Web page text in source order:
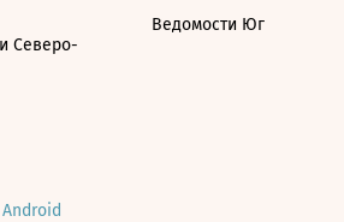
Северо-
Ведомости Юг